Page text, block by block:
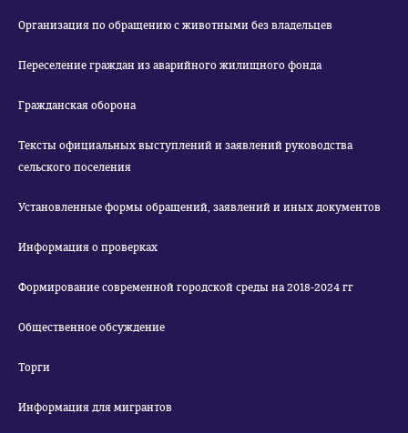
Организация по обращению с животными без владельцев
Переселение граждан из аварийного жилищного фонда
Гражданская оборона
Тексты официальных выступлений и заявлений руководства
сельского поселения
Установленные формы обращений, заявлений и иных документов
Информация о проверках
Формирование современной городской среды на 2018-2024 гг
Общественное обсуждение
Торги
Информация для мигрантов